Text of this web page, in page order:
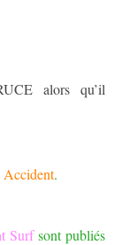
alors qu’il
Accident.
Surfsont publiés